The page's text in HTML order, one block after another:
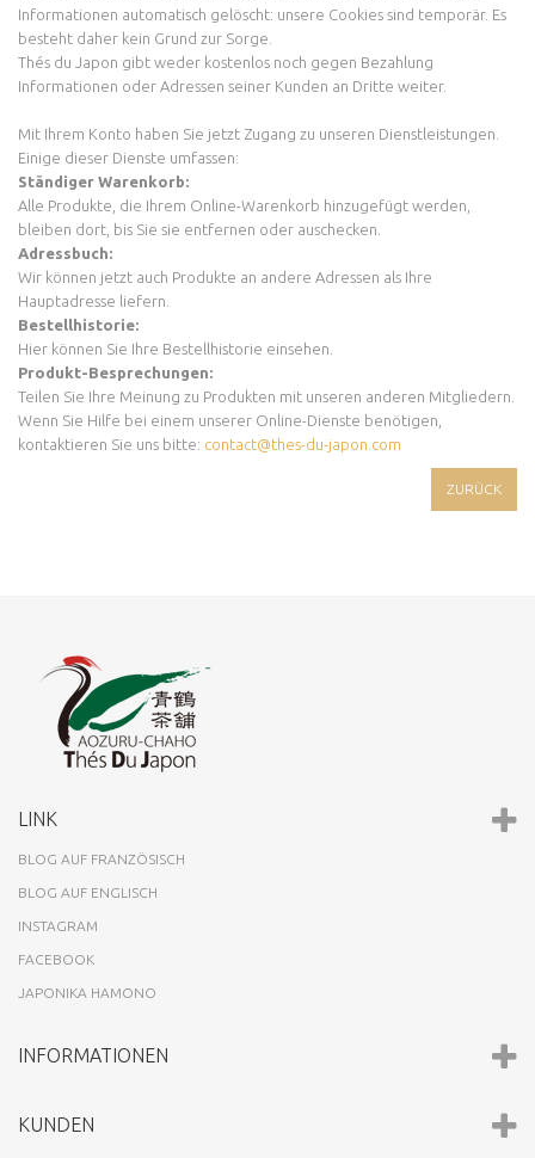
Informationen automatisch gelöscht: unsere Cookies sind temporär. Es
besteht daher kein Grund zur Sorge.
Thés du Japon gibt weder kostenlos noch gegen Bezahlung
Informationen oder Adressen seiner Kunden an Dritte weiter.
Mit Ihrem Konto haben Sie jetzt Zugang zu unseren Dienstleistungen.
Einige dieser Dienste umfassen:
Ständiger Warenkorb:
Alle Produkte, die Ihrem Online-Warenkorb hinzugefügt werden,
bleiben dort, bis Sie sie entfernen oder auschecken.
Adressbuch:
Wir können jetzt auch Produkte an andere Adressen als Ihre
Hauptadresse liefern.
Bestellhistorie:
Hier können Sie Ihre Bestellhistorie einsehen.
Produkt-Besprechungen:
Teilen Sie Ihre Meinung zu Produkten mit unseren anderen Mitgliedern.
Wenn Sie Hilfe bei einem unserer Online-Dienste benötigen,
kontaktieren Sie uns bitte: contact@thes-du-japon.com
ZURÜCK
LINK
BLOG AUF FRANZÖSISCH
BLOG AUF ENGLISCH
INSTAGRAM
FACEBOOK
JAPONIKA HAMONO
INFORMATIONEN
KUNDEN